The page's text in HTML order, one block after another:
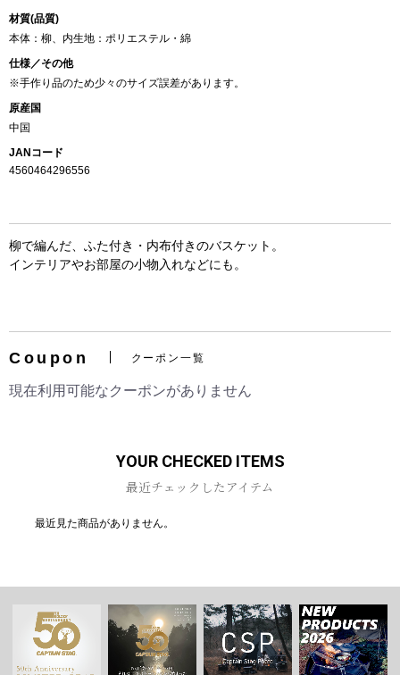
お買い物を続ける カートへ進む
材質(品質)
本体：柳、内生地：ポリエステル・綿
仕様／その他
※手作り品のため少々のサイズ誤差があります。
原産国
中国
JANコード
4560464296556
柳で編んだ、ふた付き・内布付きのバスケット。
インテリアやお部屋の小物入れなどにも。
Coupon クーポン一覧
現在利用可能なクーポンがありません
YOUR CHECKED ITEMS
最近チェックしたアイテム
最近見た商品がありません。